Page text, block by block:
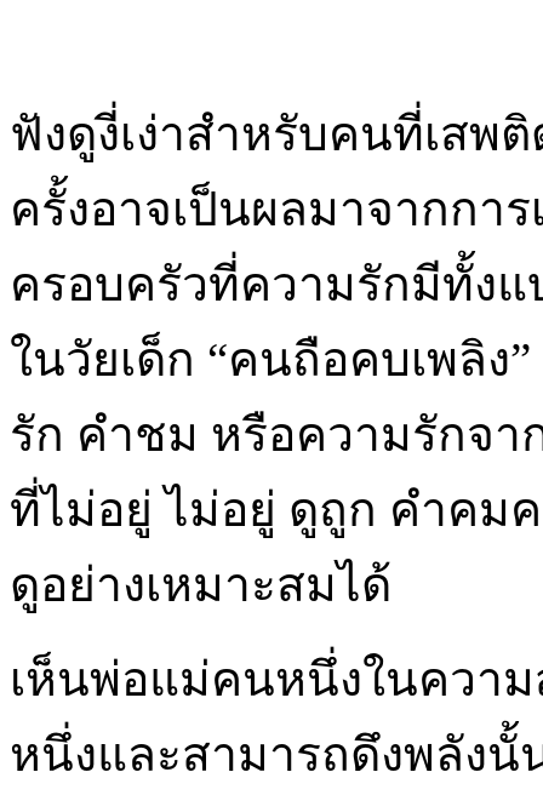
ฟังดูงี่เง่าสำหรับคนที่เสพ
ครั้งอาจเป็นผลมาจากกา
ครอบครัวที่ความรักมีทั้งแ
ในวัยเด็ก “คนถือคบเพลิง
รัก คำชม หรือความรักจ
ที่ไม่อยู่ ไม่อยู่ ดูถูก คําคม
ดูอย่างเหมาะสมได้
เห็นพ่อแม่คนหนึ่งในควา
หนึ่งและสามารถดึงพลังนั้